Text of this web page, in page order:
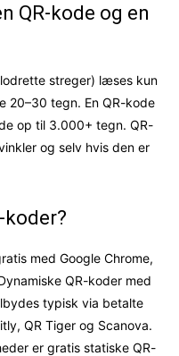
QR-kode og en
streger) læses kun
20–30 tegn. En QR-kode
op til 3.000+ tegn. QR-
og selv hvis den er
koder?
med Google Chrome,
QR-koder med
typisk via betalte
QR Tiger og Scanova.
er gratis statiske QR-